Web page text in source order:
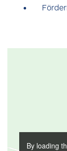
By loading